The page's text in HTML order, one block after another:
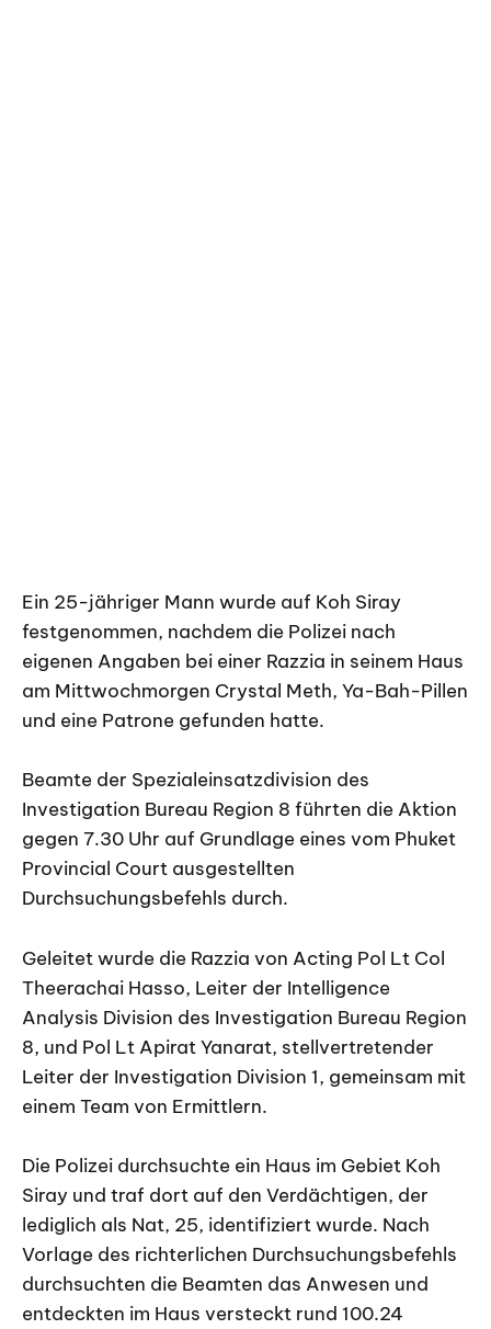
Ein 25-jähriger Mann wurde auf Koh Siray
festgenommen, nachdem die Polizei nach
eigenen Angaben bei einer Razzia in seinem Haus
am Mittwochmorgen Crystal Meth, Ya-Bah-Pillen
und eine Patrone gefunden hatte.
Beamte der Spezialeinsatzdivision des
Investigation Bureau Region 8 führten die Aktion
gegen 7.30 Uhr auf Grundlage eines vom Phuket
Provincial Court ausgestellten
Durchsuchungsbefehls durch.
Geleitet wurde die Razzia von Acting Pol Lt Col
Theerachai Hasso, Leiter der Intelligence
Analysis Division des Investigation Bureau Region
8, und Pol Lt Apirat Yanarat, stellvertretender
Leiter der Investigation Division 1, gemeinsam mit
einem Team von Ermittlern.
Die Polizei durchsuchte ein Haus im Gebiet Koh
Siray und traf dort auf den Verdächtigen, der
lediglich als Nat, 25, identifiziert wurde. Nach
Vorlage des richterlichen Durchsuchungsbefehls
durchsuchten die Beamten das Anwesen und
entdeckten im Haus versteckt rund 100.24